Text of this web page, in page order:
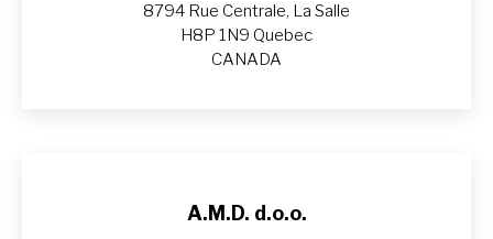
8794 Rue Centrale, La Salle
H8P 1N9 Quebec
CANADA
A.M.D. d.o.o.